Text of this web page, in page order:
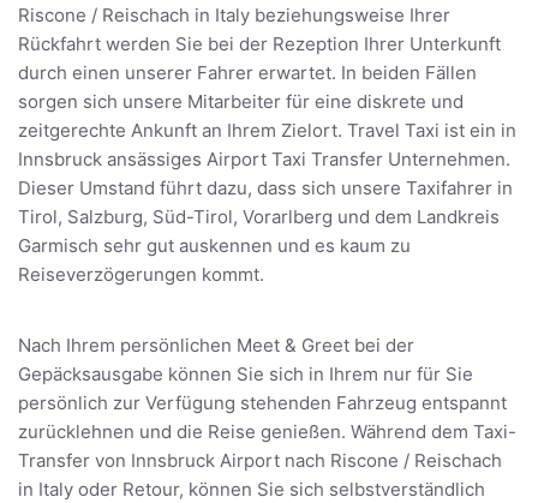
Riscone / Reischach in Italy beziehungsweise Ihrer
Rückfahrt werden Sie bei der Rezeption Ihrer Unterkunft
durch einen unserer Fahrer erwartet. In beiden Fällen
sorgen sich unsere Mitarbeiter für eine diskrete und
zeitgerechte Ankunft an Ihrem Zielort. Travel Taxi ist ein in
Innsbruck ansässiges Airport Taxi Transfer Unternehmen.
Dieser Umstand führt dazu, dass sich unsere Taxifahrer in
Tirol, Salzburg, Süd-Tirol, Vorarlberg und dem Landkreis
Garmisch sehr gut auskennen und es kaum zu
Reiseverzögerungen kommt.
Nach Ihrem persönlichen Meet & Greet bei der
Gepäcksausgabe können Sie sich in Ihrem nur für Sie
persönlich zur Verfügung stehenden Fahrzeug entspannt
zurücklehnen und die Reise genießen. Während dem Taxi-
Transfer von Innsbruck Airport nach Riscone / Reischach
in Italy oder Retour, können Sie sich selbstverständlich